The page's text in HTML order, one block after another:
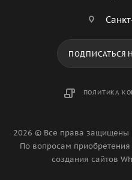
ПОДПИСАТЬСЯ
ПОЛИТИКА
2026 © Все права защищены
По вопросам
создания сайтов